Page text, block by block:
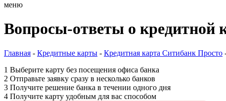
меню
Вопросы-ответы о кредитной
Главная - Кредитные карты - Кредитная карта Ситибанк Просто
1 Выберите карту без посещения офиса банка
2 Отправьте заявку сразу в несколько банков
3 Получите решение банка в течении одного дня
4 Получите карту удобным для вас способом